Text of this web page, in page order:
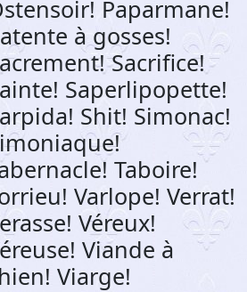
Paparmane!
à gosses!
Sacrifice!
Saperlipopette!
Shit! Simonac!
Taboire!
Varlope! Verrat!
Véreux!
Viande à
Viarge!